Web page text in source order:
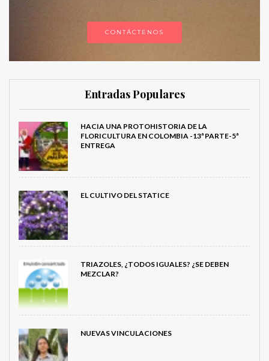
CONTÁCTENOS
Entradas Populares
HACIA UNA PROTOHISTORIA DE LA
FLORICULTURA EN COLOMBIA -13ª PARTE-5ª
ENTREGA
EL CULTIVO DEL STATICE
TRIAZOLES, ¿TODOS IGUALES? ¿SE DEBEN
MEZCLAR?
NUEVAS VINCULACIONES